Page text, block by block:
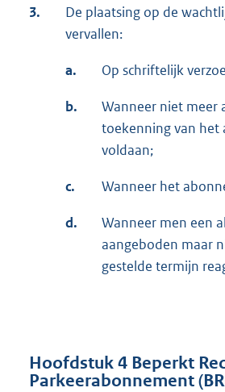
3.
De plaatsing op de
vervallen:
a. Op schriftelijk
b.
Wanneer niet meer
toekenning van
voldaan;
c. Wanneer het
d.
Wanneer men een
aangeboden maar
gestelde termijn
Hoofdstuk 4 Beperkt
Parkeerabonnement